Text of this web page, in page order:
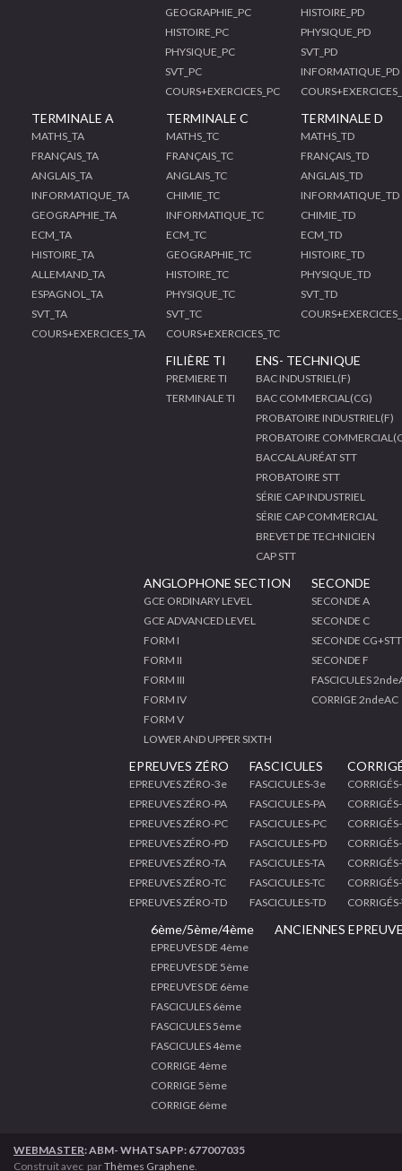
GEOGRAPHIE_PC
HISTOIRE_PC
PHYSIQUE_PC
SVT_PC
COURS+EXERCICES_PC
HISTOIRE_PD
PHYSIQUE_PD
SVT_PD
INFORMATIQUE_PD
TERMINALE A
MATHS_TA
FRANÇAIS_TA
ANGLAIS_TA
INFORMATIQUE_TA
GEOGRAPHIE_TA
ECM_TA
HISTOIRE_TA
ALLEMAND_TA
ESPAGNOL_TA
SVT_TA
COURS+EXERCICES_TA
TERMINALE C
MATHS_TC
FRANÇAIS_TC
ANGLAIS_TC
CHIMIE_TC
INFORMATIQUE_TC
ECM_TC
GEOGRAPHIE_TC
HISTOIRE_TC
PHYSIQUE_TC
SVT_TC
COURS+EXERCICES_TC
TERMINALE D
MATHS_TD
FRANÇAIS_TD
ANGLAIS_TD
INFORMATIQUE_TD
CHIMIE_TD
ECM_TD
HISTOIRE_TD
PHYSIQUE_TD
SVT_TD
FILIÈRE TI
PREMIERE TI
TERMINALE TI
ENS- TECHNIQUE
BAC INDUSTRIEL(F)
BAC COMMERCIAL(CG)
PROBATOIRE INDUSTRIEL(F)
PROBATOIRE
BACCALAURÉAT STT
PROBATOIRE STT
SÉRIE CAP INDUSTRIEL
SÉRIE CAP COMMERCIAL
BREVET DE TECHNICIEN
CAP STT
ANGLOPHONE SECTION
GCE ORDINARY LEVEL
GCE ADVANCED LEVEL
FORM I
FORM II
FORM III
FORM IV
FORM V
LOWER AND UPPER SIXTH
SECONDE
SECONDE A
SECONDE C
SECONDE CG+STT
SECONDE F
FASCICULES
CORRIGE 2ndeAC
EPREUVES ZÉRO
EPREUVES ZÉRO-3e
EPREUVES ZÉRO-PA
EPREUVES ZÉRO-PC
EPREUVES ZÉRO-PD
EPREUVES ZÉRO-TA
EPREUVES ZÉRO-TC
EPREUVES ZÉRO-TD
FASCICULES
FASCICULES-3e
FASCICULES-PA
FASCICULES-PC
FASCICULES-PD
FASCICULES-TA
FASCICULES-TC
FASCICULES-TD
6ème/5ème/4ème
EPREUVES DE 4ème
EPREUVES DE 5ème
EPREUVES DE 6ème
FASCICULES 6ème
FASCICULES 5ème
FASCICULES 4ème
CORRIGE 4ème
CORRIGE 5ème
CORRIGE 6ème
ANCIENNES
WEBMASTER: ABM- WHATSAPP: 677007035
Construit avec parThèmes Graphene